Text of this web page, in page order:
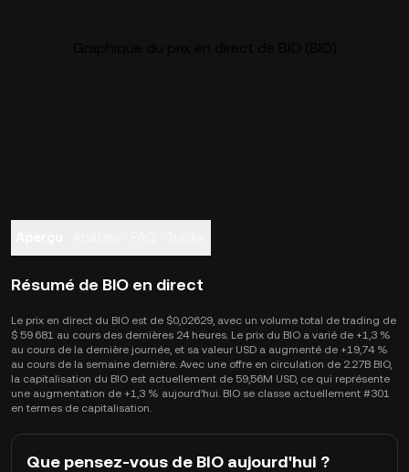
Résumé de BIO en direct
Le prix en direct du BIO est de $0,02629, avec un volume total de trading de
$ 59 681 au cours des dernières 24 heures. Le prix du BIO a varié de +1,3 %
au cours de la dernière journée, et sa valeur USD a augmenté de +19,74 %
au cours de la semaine dernière. Avec une offre en circulation de 2.27B BIO,
la capitalisation du BIO est actuellement de 59,56M USD, ce qui représente
une augmentation de +1,3 % aujourd’hui. BIO se classe actuellement #301
en termes de capitalisation.
Que pensez-vous de BIO aujourd'hui ?